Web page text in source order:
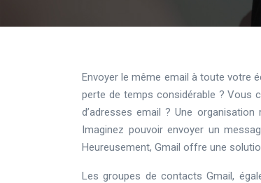
Envoyer le même email à toute votre
perte de temps considérable ? Vous
d’adresses email ? Une
Imaginez pouvoir envoyer un
Heureusement, Gmail offre une
Les groupes de contacts Gmail,